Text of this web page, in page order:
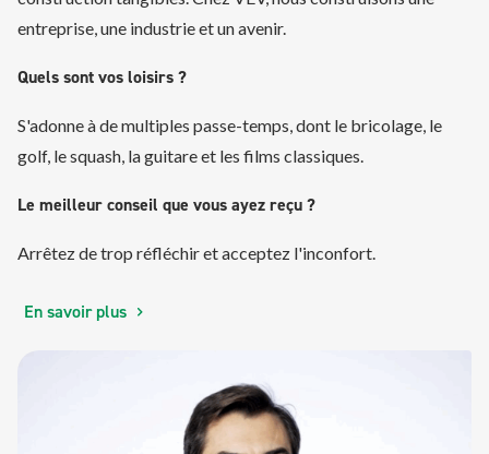
entreprise, une industrie et un avenir.
Quels sont vos loisirs ?
S'adonne à de multiples passe-temps, dont le bricolage, le
golf, le squash, la guitare et les films classiques.
Le meilleur conseil que vous ayez reçu ?
Arrêtez de trop réfléchir et acceptez l'inconfort.
En savoir plus